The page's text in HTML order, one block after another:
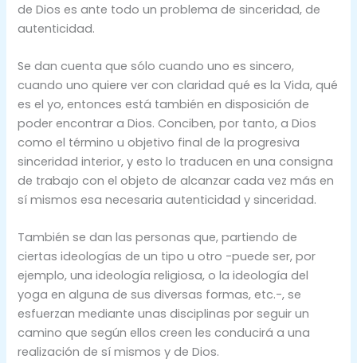
de Dios es ante todo un problema de sinceridad, de
autenticidad.
Se dan cuenta que sólo cuando uno es sincero,
cuando uno quiere ver con claridad qué es la Vida, qué
es el yo, entonces está también en disposición de
poder encontrar a Dios. Conciben, por tanto, a Dios
como el término u objetivo final de la progresiva
sinceridad interior, y esto lo traducen en una consigna
de trabajo con el objeto de alcanzar cada vez más en
sí mismos esa necesaria autenticidad y sinceridad.
También se dan las personas que, partiendo de
ciertas ideologías de un tipo u otro -puede ser, por
ejemplo, una ideología religiosa, o la ideología del
yoga en alguna de sus diversas formas, etc.-, se
esfuerzan mediante unas disciplinas por seguir un
camino que según ellos creen les conducirá a una
realización de sí mismos y de Dios.